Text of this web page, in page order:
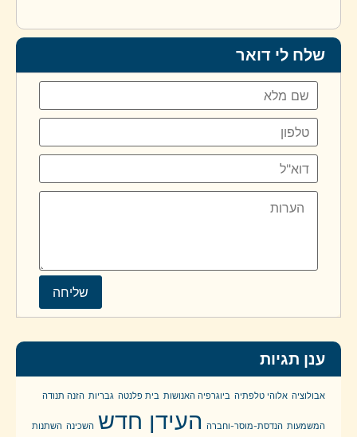
שלח לי דואר
ענן תגיות
אבולוציה אלוהי טלפתיה ביוגרפיה האנושות בית פלנטה גבריות הזנה תנודה
המשמעות הנדסת-מוסר-וחברה העידן חדש השכינה השתנות